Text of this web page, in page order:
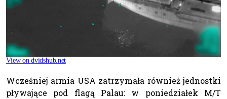
Wcześniej armia USA zatrzymała również jednostki
pływające pod flagą Palau: w poniedziałek M/T